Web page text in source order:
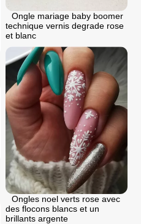
Ongle mariage baby boomer
technique vernis degrade rose
et blanc
Ongles noel verts rose avec
des flocons blancs et un
brillants argente